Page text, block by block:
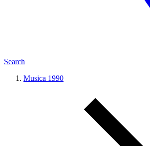
Search
Musica 1990